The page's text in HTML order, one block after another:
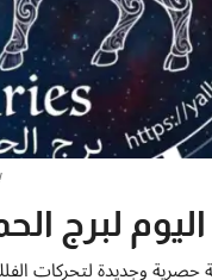
الحمل